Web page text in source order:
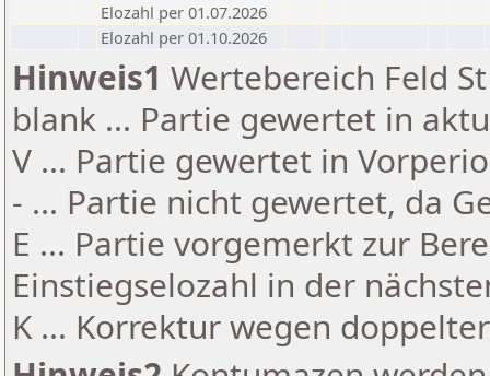
Elozahl per 01.07.2026
Elozahl per 01.10.2026
Hinweis1 Wertebereich Feld
blank ... Partie gewertet in
V ... Partie gewertet in
- ... Partie nicht gewertet, da
E ... Partie vorgemerkt zur
Einstiegselozahl in der
K ... Korrektur wegen